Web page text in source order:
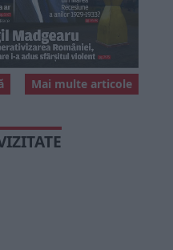
Mai multe articole